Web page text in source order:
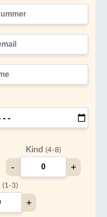
Kind (4-8)
- +
(1-3)
+